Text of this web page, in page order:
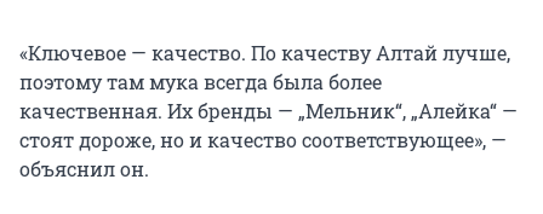
«Ключевое — качество. По качеству Алтай лучше,
поэтому там мука всегда была более
качественная. Их бренды — „Мельник“, „Алейка“ —
стоят дороже, но и качество соответствующее», —
объяснил он.